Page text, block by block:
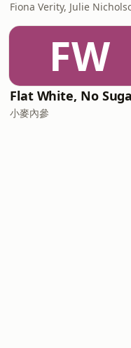
FW
小麥內參